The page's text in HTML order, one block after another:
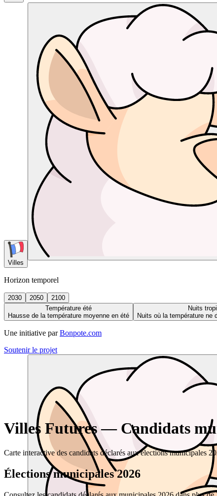
Villes
Horizon temporel
2030 2050
2100
Température été
Hausse de la température moyenne en été
Nuits
Nuits où la température ne
Une initiative par Bonpote.com
Soutenir le projet
Villes Futures — Candidats
Carte interactive des candidats déclarés aux élections municipales
Élections municipales 2026